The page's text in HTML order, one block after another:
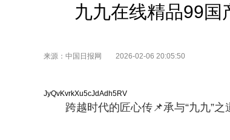
九九在线精品99国
来源：中国日报网 2026-02-06 20:05:50
JyQvKvrkXu5cJdAdh5RV
跨越时代的匠心传📌承与“九九”之